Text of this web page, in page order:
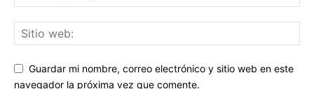
Guardar mi nombre, correo electrónico y sitio web en este
navegador la próxima vez que comente.